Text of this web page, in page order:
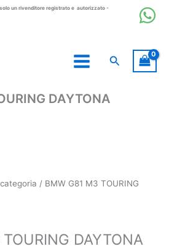
un rivenditore registrato e autorizzato -
Cerca
DAYTONA
/ BMW G81 M3 TOURING
DAYTONA